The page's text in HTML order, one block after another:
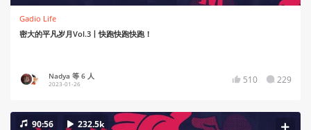
Gadio Life
密大的平凡岁月Vol.3丨快跑快跑快跑！
Nadya 等 6 人
2023-01-26 510 229
90:56 232.5k